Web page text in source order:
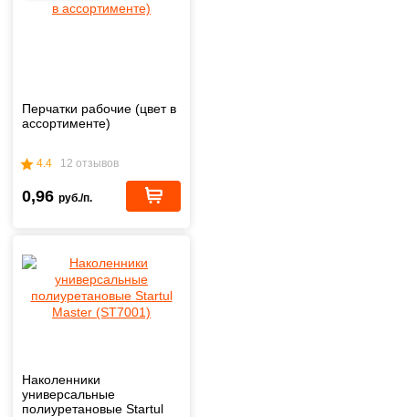
Перчатки рабочие (цвет в
ассортименте)
4.4 12 отзывов
0,96 руб./п.
Наколенники
универсальные
полиуретановые Startul